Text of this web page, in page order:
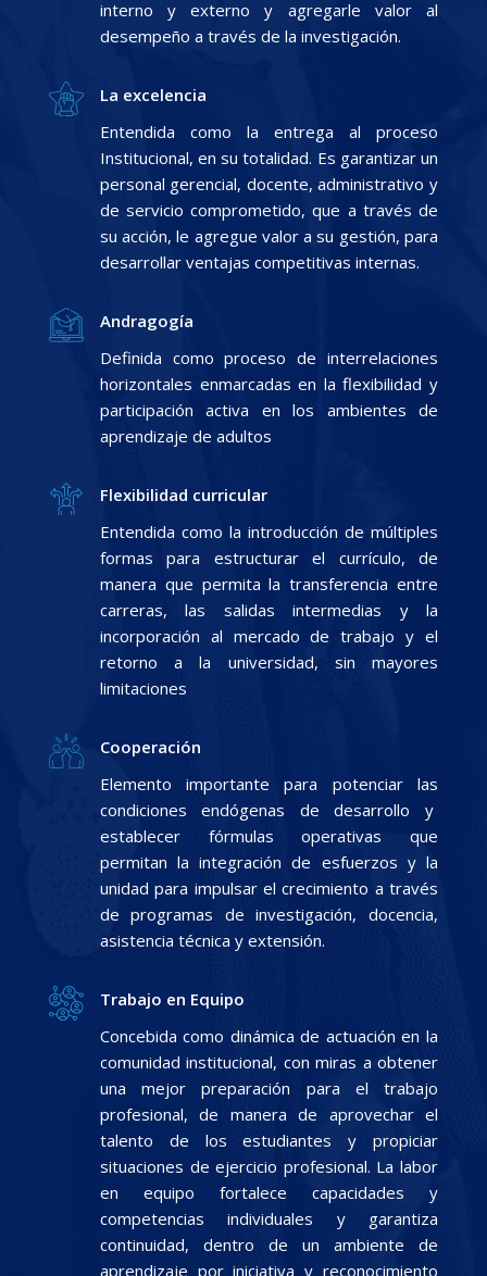
interno y externo y agregarle valor al
desempeño a través de la investigación.
La excelencia
Entendida como la entrega al proceso
Institucional, en su totalidad. Es garantizar un
personal gerencial, docente, administrativo y
de servicio comprometido, que a través de
su acción, le agregue valor a su gestión, para
desarrollar ventajas competitivas internas.
Andragogía
Definida como proceso de interrelaciones
horizontales enmarcadas en la flexibilidad y
participación activa en los ambientes de
aprendizaje de adultos
Flexibilidad curricular
Entendida como la introducción de múltiples
formas para estructurar el currículo, de
manera que permita la transferencia entre
carreras, las salidas intermedias y la
incorporación al mercado de trabajo y el
retorno a la universidad, sin mayores
limitaciones
Cooperación
Elemento importante para potenciar las
condiciones endógenas de desarrollo y
establecer fórmulas operativas que
permitan la integración de esfuerzos y la
unidad para impulsar el crecimiento a través
de programas de investigación, docencia,
asistencia técnica y extensión.
Trabajo en Equipo
Concebida como dinámica de actuación en la
comunidad institucional, con miras a obtener
una mejor preparación para el trabajo
profesional, de manera de aprovechar el
talento de los estudiantes y propiciar
situaciones de ejercicio profesional. La labor
en equipo fortalece capacidades y
competencias individuales y garantiza
continuidad, dentro de un ambiente de
aprendizaje por iniciativa y reconocimiento